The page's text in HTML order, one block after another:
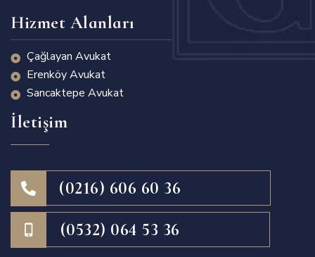
Hizmet Alanları
Çağlayan Avukat
Erenköy Avukat
Sancaktepe Avukat
İletişim
(0216) 606 60 36
(0532) 064 53 36